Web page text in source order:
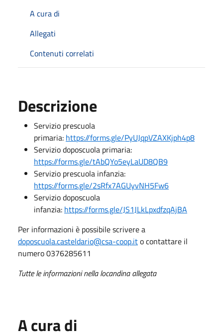
A cura di
Allegati
Contenuti correlati
Descrizione
Servizio prescuola
primaria: https://forms.gle/PyUJqpVZAXKjph4p8
Servizio doposcuola primaria:
https://forms.gle/tAbQYo5eyLaUD8QB9
Servizio prescuola infanzia:
https://forms.gle/2sRfx7AGUyvNH5Fw6
Servizio doposcuola
infanzia: https://forms.gle/JS1JLkLpxdfzqAjBA
Per informazioni è possibile scrivere a
doposcuola.casteldario@csa-coop.ito contattare il
numero 0376285611
Tutte le informazioni nella locandina allegata
A cura di